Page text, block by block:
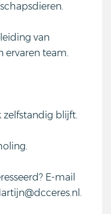
van
ervaren team.
zelfstandig blijft.
E-mail